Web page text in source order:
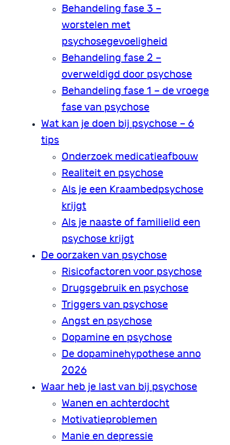
Behandeling fase 3 –
worstelen met
psychosegevoeligheid
Behandeling fase 2 –
overweldigd door psychose
Behandeling fase 1 – de vroege
fase van psychose
Wat kan je doen bij psychose – 6
tips
Onderzoek medicatieafbouw
Realiteit en psychose
Als je een Kraambedpsychose
krijgt
Als je naaste of familielid een
psychose krijgt
De oorzaken van psychose
Risicofactoren voor psychose
Drugsgebruik en psychose
Triggers van psychose
Angst en psychose
Dopamine en psychose
De dopaminehypothese anno
2026
Waar heb je last van bij psychose
Wanen en achterdocht
Motivatieproblemen
Manie en depressie